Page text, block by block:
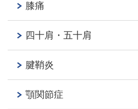
膝痛
四十肩・五十肩
腱鞘炎
顎関節症